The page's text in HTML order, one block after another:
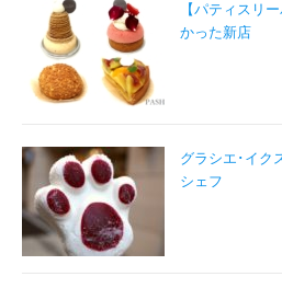
【パティスリ
かった新店
グラシエ･イク
シェフ